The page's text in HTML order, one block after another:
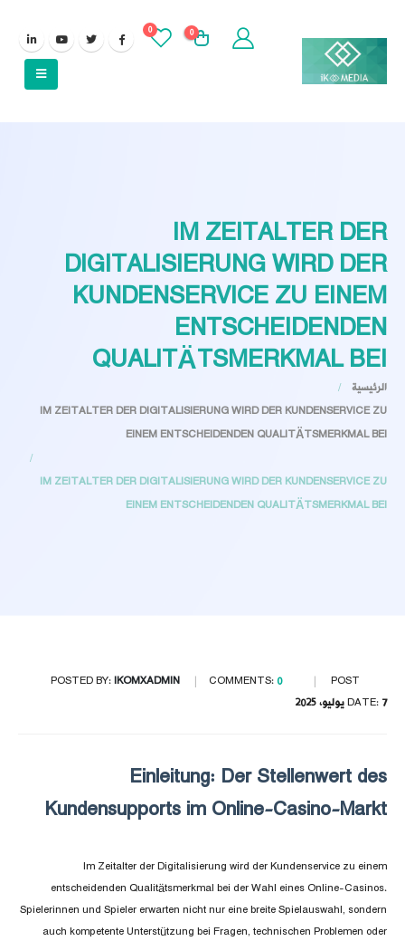
0
0
IM ZEITALTER DER
DIGITALISIERUNG WIRD DER
KUNDENSERVICE ZU EINEM
ENTSCHEIDENDEN
QUALITÄTSMERKMAL BEI
الرئيسية
IM ZEITALTER DER DIGITALISIERUNG WIRD DER KUNDENSERVICE ZU
EINEM ENTSCHEIDENDEN QUALITÄTSMERKMAL BEI
IM ZEITALTER DER DIGITALISIERUNG WIRD DER KUNDENSERVICE ZU
EINEM ENTSCHEIDENDEN QUALITÄTSMERKMAL BEI
POSTED BY: IKOMXADMIN COMMENTS: 0
POST
DATE: 7 يوليو، 2025
Einleitung: Der Stellenwert des
Kundensupports im Online-Casino-Markt
Im Zeitalter der Digitalisierung wird der Kundenservice zu einem
entscheidenden Qualitätsmerkmal bei der Wahl eines Online-Casinos.
Spielerinnen und Spieler erwarten nicht nur eine breite Spielauswahl, sondern
auch kompetente Unterstützung bei Fragen, technischen Problemen oder